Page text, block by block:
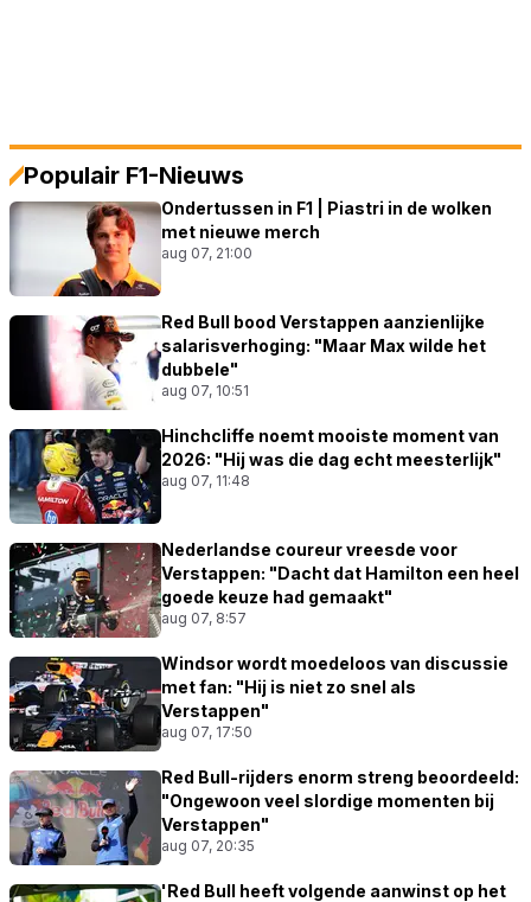
Populair F1-Nieuws
Ondertussen in F1 | Piastri in de wolken
met nieuwe merch
aug 07, 21:00
Red Bull bood Verstappen aanzienlijke
salarisverhoging: "Maar Max wilde het
dubbele"
aug 07, 10:51
Hinchcliffe noemt mooiste moment van
2026: "Hij was die dag echt meesterlijk"
aug 07, 11:48
Nederlandse coureur vreesde voor
Verstappen: "Dacht dat Hamilton een heel
goede keuze had gemaakt"
aug 07, 8:57
Windsor wordt moedeloos van discussie
met fan: "Hij is niet zo snel als
Verstappen"
aug 07, 17:50
Red Bull-rijders enorm streng beoordeeld:
"Ongewoon veel slordige momenten bij
Verstappen"
aug 07, 20:35
'Red Bull heeft volgende aanwinst op het